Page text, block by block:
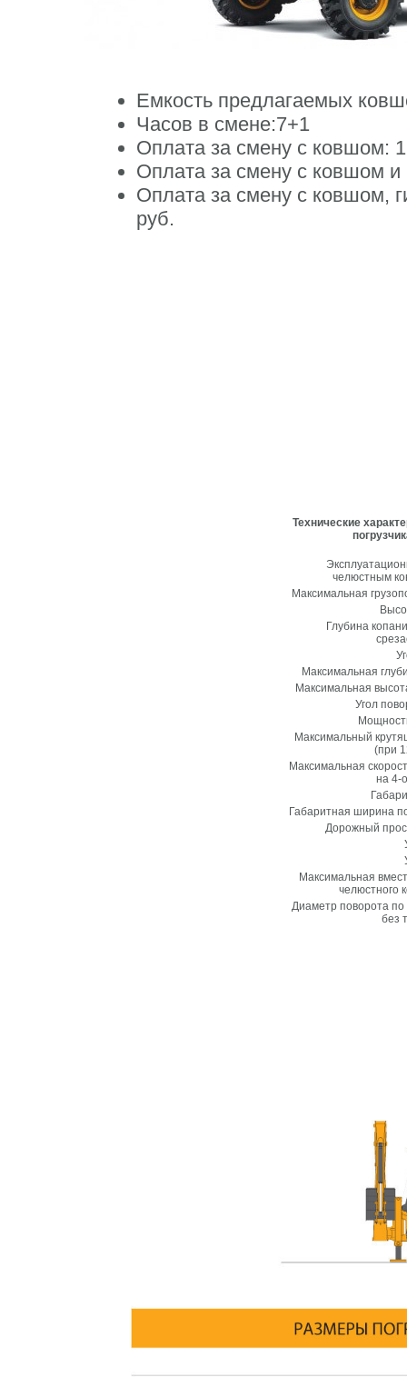
Емкость предлагаемых
Часов в смене:7+1
Оплата за смену c ковшом:
Оплата за смену c ковшом и
Оплата за смену c ковшом,
руб.
Технические
челюстным
Максимальная
Глубина
Максимальная
Максимальная
Угол
Максимальный
(при
Максимальная
на 4-
Габаритная ширина
Дорожный
Максимальная
челюстного
Диаметр поворота
без